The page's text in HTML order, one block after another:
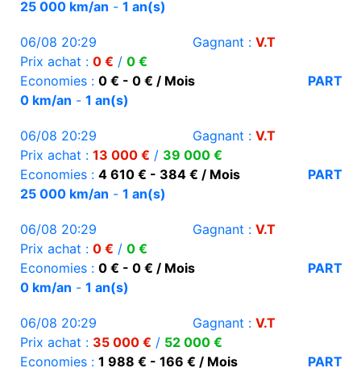
25 000 km/an - 1 an(s)
06/08 20:29 Gagnant : V.T
Prix achat : 0 € / 0 €
Economies : 0 € - 0 € / Mois
PART
0 km/an - 1 an(s)
06/08 20:29 Gagnant : V.T
Prix achat : 13 000 € / 39 000 €
Economies : 4 610 € - 384 € / Mois
PART
25 000 km/an - 1 an(s)
06/08 20:29 Gagnant : V.T
Prix achat : 0 € / 0 €
Economies : 0 € - 0 € / Mois
PART
0 km/an - 1 an(s)
06/08 20:29 Gagnant : V.T
Prix achat : 35 000 € / 52 000 €
Economies : 1 988 € - 166 € / Mois PART